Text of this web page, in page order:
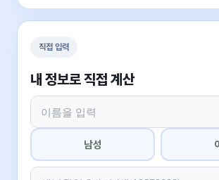
직접 입력
내 정보로 직접 계산
남성